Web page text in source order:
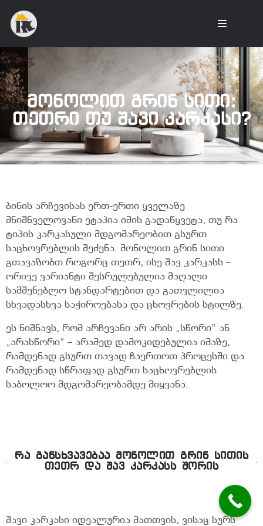
მონოლით გრინ სითი:
თეთრი თუ შავი კარკასი?
ბინის არჩევისას ერთ-ერთი ყველაზე
მნიშნველოვანი ეტაპია იმის გადაწყვეტა, თუ რა
ტიპის კარკასული მდგომარეობით გსურთ
საცხოვრებლის შეძენა. მონოლით გრინ სითი
გთავაზობთ როგორც თეთრ, ისე შავ კარკასს –
ორივე ვარიანტი შესრულებულია მაღალი
სამშენებლო სტანდარტებით და გათვლილია
სხვადასხვა საჭიროებასა და ცხოვრების სტილზე.
ეს ნიშნავს, რომ არჩევანი არ არის „სწორი“ ან
„არასწორი“ – არამედ დამოკიდებულია იმაზე,
რამდენად გსურთ თავად ჩაერთოთ პროცესში და
რამდენად სწრაფად გსურთ საცხოვრებლის
საბოლოო მდგომარეობამდე მიყვანა.
ᲠᲐ ᲒᲐᲜᲡᲮᲕᲐᲕᲔᲑᲐᲐ ᲛᲝᲜᲝᲚᲘᲗ ᲒᲠᲘᲜ ᲡᲘᲗᲘᲡ
ᲗᲔᲗᲠ ᲓᲐ ᲨᲐᲕ ᲙᲐᲠᲙᲐᲡᲡ ᲨᲝᲠᲘᲡ
შავი კარკასი იდეალურია მათთვის, ვისაც სურს